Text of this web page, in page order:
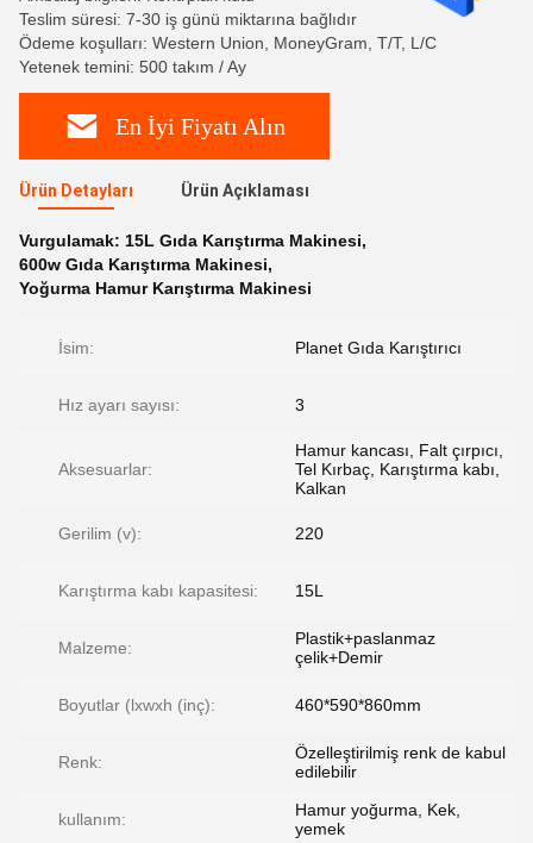
Teslim süresi: 7-30 iş günü miktarına bağlıdır
Ödeme koşulları: Western Union, MoneyGram, T/T, L/C
Yetenek temini: 500 takım / Ay
En İyi Fiyatı Alın
Ürün Detayları Ürün Açıklaması
Vurgulamak: 15L Gıda Karıştırma Makinesi,
600w Gıda Karıştırma Makinesi,
Yoğurma Hamur Karıştırma Makinesi
İsim: Planet Gıda Karıştırıcı
Hız ayarı sayısı: 3
Aksesuarlar:
Hamur kancası, Falt çırpıcı,
Tel Kırbaç, Karıştırma kabı,
Kalkan
Gerilim (v): 220
Karıştırma kabı kapasitesi: 15L
Malzeme:
Plastik+paslanmaz
çelik+Demir
Boyutlar (lxwxh (inç): 460*590*860mm
Renk:
Özelleştirilmiş renk de kabul
edilebilir
kullanım:
Hamur yoğurma, Kek,
yemek